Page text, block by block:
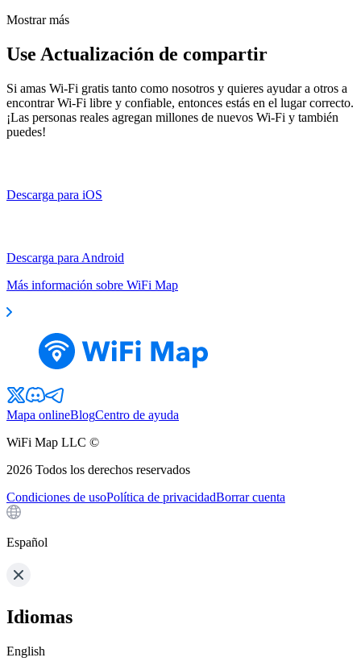
Mostrar más
Use Actualización de compartir
Si amas Wi-Fi gratis tanto como nosotros y quieres ayudar a otros a
encontrar Wi-Fi libre y confiable, entonces estás en el lugar correcto.
¡Las personas reales agregan millones de nuevos Wi-Fi y también
puedes!
Descarga para iOS
Descarga para Android
Más información sobre WiFi Map
Mapa onlineBlogCentro de ayuda
WiFi Map LLC ©
2026 Todos los derechos reservados
Condiciones de usoPolítica de privacidadBorrar cuenta
Español
Idiomas
English